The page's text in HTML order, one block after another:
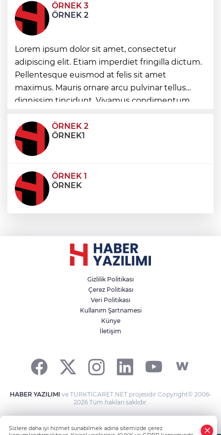
Kayseri Kocasinan'da tarım buluşması
hasatla açıldı
Kayseri TEKNOFEST takımları Başkan
Büyükkılıç'la buluştu
Kayseri Talas'ta her kapı çalınıyor
ÖRNEK 3
ÖRNEK 2
Lorem ipsum dolor sit amet, consectetur
adipiscing elit. Etiam imperdiet fringilla dictum.
Pellentesque euismod at felis sit amet
maximus. Mauris ornare arcu pulvinar tellus
dignissim tincidunt. Vivamus condimentum
condimentum eros et, faucibus sapien. Praese
ÖRNEK 2
ÖRNEK1
ÖRNEK 1
ÖRNEK
Gizlilik Politikası
Çerez Politikası
Veri Politikası
Kullanım Şartnamesi
Künye
İletişim
HABER YAZILIMI ve TURKTICARET.NET projesidir Copyright© 2006-
2026 Tüm hakları saklıdır.
Sizlere daha iyi hizmet sunabilmek adına sitemizde çerez